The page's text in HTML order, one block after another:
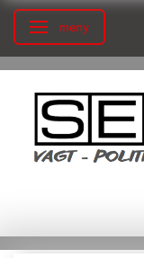
Ändra navigering
meny